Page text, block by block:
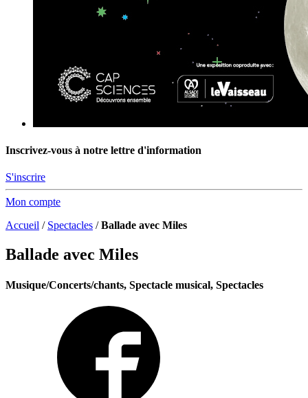
Inscrivez-vous à notre lettre d'information
S'inscrire
Mon compte
Accueil / Spectacles /Ballade avec Miles
Ballade avec Miles
Musique/Concerts/chants, Spectacle musical, Spectacles